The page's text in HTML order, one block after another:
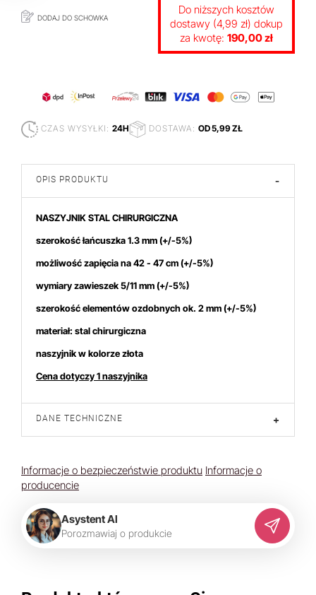
DODAJ DO SCHOWKA
Do niższych kosztów
dostawy (4,99 zł) dokup
za kwotę: 190,00 zł
CZAS WYSYŁKI: 24H DOSTAWA: OD 5,99 ZŁ
OPIS PRODUKTU -
NASZYJNIK STAL CHIRURGICZNA
szerokość łańcuszka 1.3 mm(+/-5%)
możliwość zapięcia na 42 - 47 cm (+/-5%)
wymiary zawieszek 5/11 mm (+/-5%)
szerokość elementów ozdobnych ok. 2 mm (+/-5%)
materiał: stal chirurgiczna
naszyjnik w kolorze złota
Cena dotyczy 1 naszyjnika
DANE TECHNICZNE +
Informacje o bezpieczeństwie produktu Informacje o
producencie
Asystent AI
Porozmawiaj o produkcie